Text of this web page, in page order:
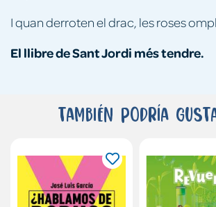
I quan derroten el drac, les roses
El llibre de Sant Jordi més tendre.
También podría